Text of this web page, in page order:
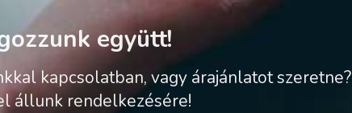
együtt!
kapcsolatban, vagy árajánlatot szeretne?
állunk rendelkezésére!